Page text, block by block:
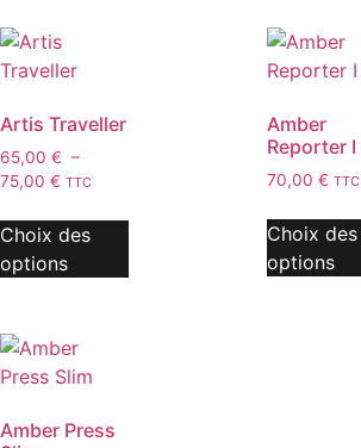
Artis Traveller
65,00 € –
75,00 € TTC
Choix des
options
Amber
Reporter I
70,00 € TTC
Choix des
options
Amber Press